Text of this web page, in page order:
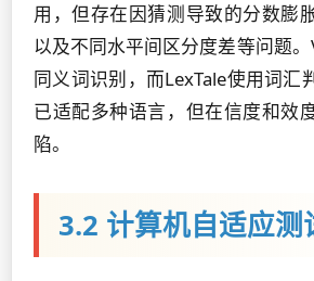
用，但存在因猜测导致的分数膨
以及不同水平间区分度差等问题
同义词识别，而LexTale使用词汇
已适配多种语言，但在信度和效
陷。
3.2 计算机自适应测